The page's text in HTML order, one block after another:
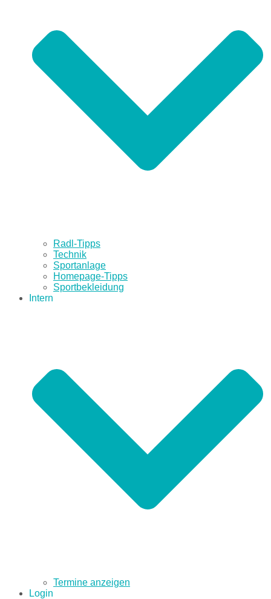
Radl-Tipps
Technik
Sportanlage
Homepage-Tipps
Sportbekleidung
Intern
Termine anzeigen
Login